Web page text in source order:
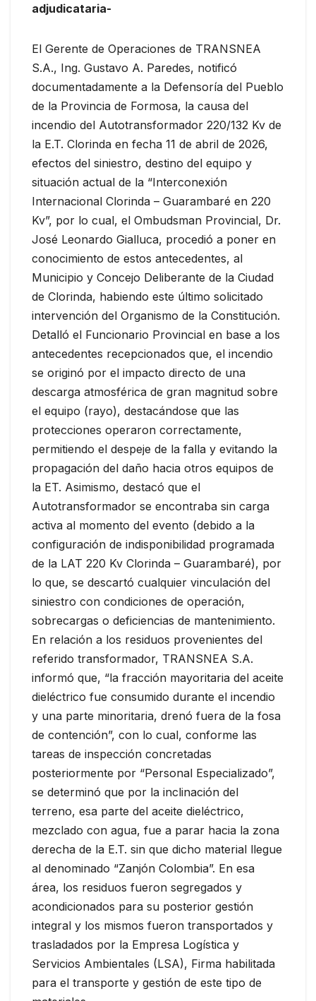
adjudicataria-
El Gerente de Operaciones de TRANSNEA
S.A., Ing. Gustavo A. Paredes, notificó
documentadamente a la Defensoría del Pueblo
de la Provincia de Formosa, la causa del
incendio del Autotransformador 220/132 Kv de
la E.T. Clorinda en fecha 11 de abril de 2026,
efectos del siniestro, destino del equipo y
situación actual de la “Interconexión
Internacional Clorinda – Guarambaré en 220
Kv”, por lo cual, el Ombudsman Provincial, Dr.
José Leonardo Gialluca, procedió a poner en
conocimiento de estos antecedentes, al
Municipio y Concejo Deliberante de la Ciudad
de Clorinda, habiendo este último solicitado
intervención del Organismo de la Constitución.
Detalló el Funcionario Provincial en base a los
antecedentes recepcionados que, el incendio
se originó por el impacto directo de una
descarga atmosférica de gran magnitud sobre
el equipo (rayo), destacándose que las
protecciones operaron correctamente,
permitiendo el despeje de la falla y evitando la
propagación del daño hacia otros equipos de
la ET. Asimismo, destacó que el
Autotransformador se encontraba sin carga
activa al momento del evento (debido a la
configuración de indisponibilidad programada
de la LAT 220 Kv Clorinda – Guarambaré), por
lo que, se descartó cualquier vinculación del
siniestro con condiciones de operación,
sobrecargas o deficiencias de mantenimiento.
En relación a los residuos provenientes del
referido transformador, TRANSNEA S.A.
informó que, “la fracción mayoritaria del aceite
dieléctrico fue consumido durante el incendio
y una parte minoritaria, drenó fuera de la fosa
de contención”, con lo cual, conforme las
tareas de inspección concretadas
posteriormente por “Personal Especializado”,
se determinó que por la inclinación del
terreno, esa parte del aceite dieléctrico,
mezclado con agua, fue a parar hacia la zona
derecha de la E.T. sin que dicho material llegue
al denominado “Zanjón Colombia”. En esa
área, los residuos fueron segregados y
acondicionados para su posterior gestión
integral y los mismos fueron transportados y
trasladados por la Empresa Logística y
Servicios Ambientales (LSA), Firma habilitada
para el transporte y gestión de este tipo de